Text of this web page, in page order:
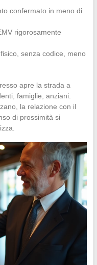
confermato in meno di
rigorosamente
senza codice, meno
apre la strada a
famiglie, anziani.
la relazione con il
di prossimità si